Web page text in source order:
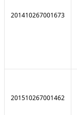
201410267001673
201510267001462